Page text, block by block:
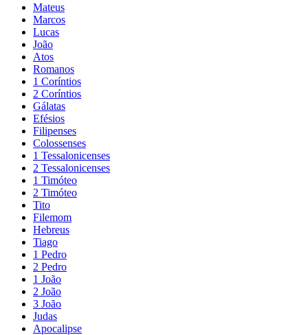
Mateus
Marcos
Lucas
João
Atos
Romanos
1 Coríntios
2 Coríntios
Gálatas
Efésios
Filipenses
Colossenses
1 Tessalonicenses
2 Tessalonicenses
1 Timóteo
2 Timóteo
Tito
Filemom
Hebreus
Tiago
1 Pedro
2 Pedro
1 João
2 João
3 João
Judas
Apocalipse